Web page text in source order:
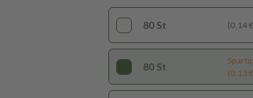
80 St (0,14
80 St
(0,13